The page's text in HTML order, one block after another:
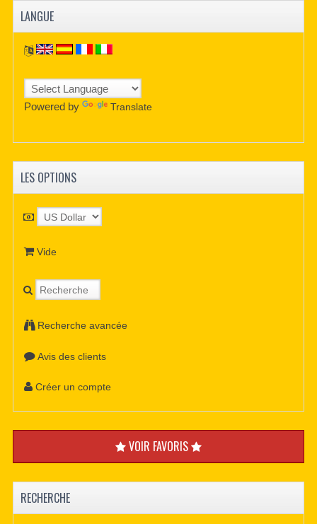
LANGUE
Powered by Translate
LES OPTIONS
Vide
Recherche avancée
Avis des clients
Créer un compte
VOIR FAVORIS
RECHERCHE